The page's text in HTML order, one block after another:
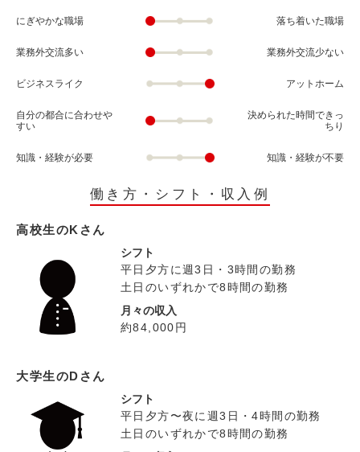
にぎやかな職場 落ち着いた職場
業務外交流多い 業務外交流少ない
ビジネスライク アットホーム
自分の都合に合わせや
すい
決められた時間できっ
ちり
知識・経験が必要 知識・経験が不要
働き方・シフト・収入例
高校生のKさん
シフト
平日夕方に週3日・3時間の勤務
土日のいずれかで8時間の勤務
月々の収入
約84,000円
大学生のDさん
シフト
平日夕方〜夜に週3日・4時間の勤務
土日のいずれかで8時間の勤務